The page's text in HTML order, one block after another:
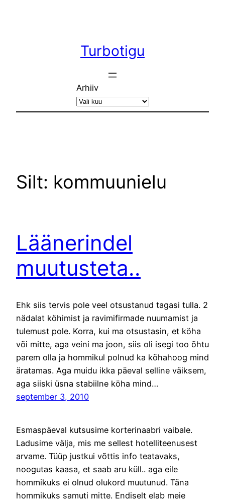
Turbotigu
Arhiiv
Silt: kommuunielu
Läänerindel
muutusteta..
Ehk siis tervis pole veel otsustanud tagasi tulla. 2
nädalat köhimist ja ravimifirmade nuumamist ja
tulemust pole. Korra, kui ma otsustasin, et köha
või mitte, aga veini ma joon, siis oli isegi too õhtu
parem olla ja hommikul polnud ka köhahoog mind
äratamas. Aga muidu ikka päeval selline väiksem,
aga siiski üsna stabiilne köha mind…
september 3, 2010
Esmaspäeval kutsusime korterinaabri vaibale.
Ladusime välja, mis me sellest hotelliteenusest
arvame. Tüüp justkui võttis info teatavaks,
noogutas kaasa, et saab aru küll.. aga eile
hommikuks ei olnud olukord muutunud. Täna
hommikuks samuti mitte. Endiselt elab meie